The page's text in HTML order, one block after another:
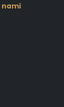
nami